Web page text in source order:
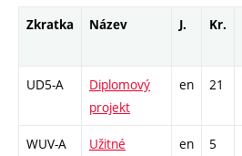
Zkratka Název J. Kr.
UD5-A
Diplomový
projekt
en 21
WUV-A
Užitné
en 5